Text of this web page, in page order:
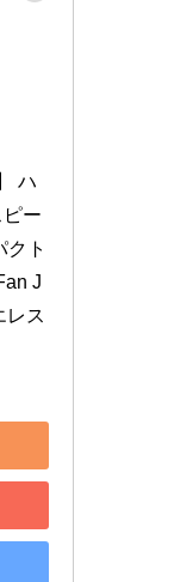
ハ
ー
クト
J
レス